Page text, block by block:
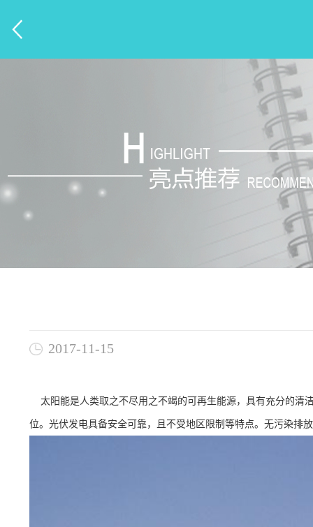
2017-11-15
太阳能是人类取之不尽用之不竭的可再生能源，具有充分的清
位。光伏发电具备安全可靠，且不受地区限制等特点。无污染排